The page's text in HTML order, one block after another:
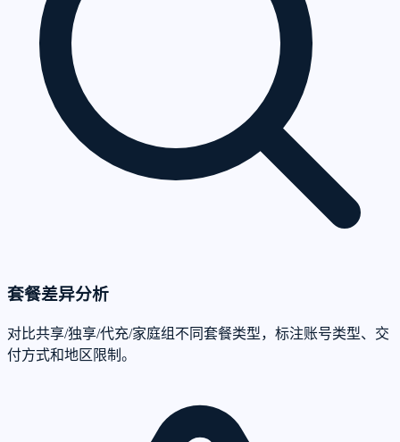
套餐差异分析
对比共享/独享/代充/家庭组不同套餐类型，标注账号类型、交
付方式和地区限制。